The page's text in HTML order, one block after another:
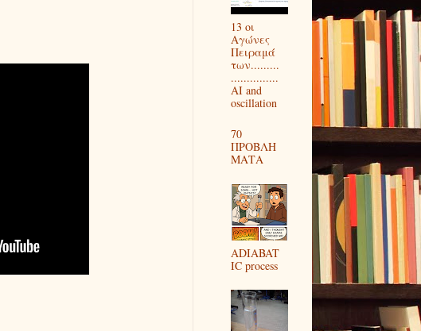
13 οι
Αγώνες
Πειραμά
των.........
...............
AI and
oscillation
70
ΠΡΟΒΛΗ
ΜΑΤΑ
ADIABAT
IC process